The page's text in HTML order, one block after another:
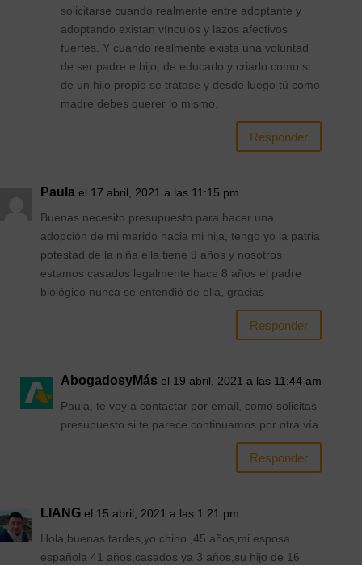
solicitarse cuando realmente entre adoptante y
adoptando existan vínculos y lazos afectivos
fuertes. Y cuando realmente exista una voluntad
de ser padre e hijo, de educarlo y criarlo como si
de un hijo propio se tratase y desde luego tú como
madre debes querer lo mismo.
Responder
Paula el 17 abril, 2021 a las 11:15 pm
Buenas necesito presupuesto para hacer una
adopción de mi marido hacia mi hija, tengo yo la patria
potestad de la niña ella tiene 9 años y nosotros
estamos casados legalmente hace 8 años el padre
biológico nunca se entendió de ella, gracias
Responder
AbogadosyMás el 19 abril, 2021 a las 11:44 am
Paula, te voy a contactar por email, como solicitas
presupuesto si te parece continuamos por otra vía.
Responder
LIANG el 15 abril, 2021 a las 1:21 pm
Hola,buenas tardes,yo chino ,45 años,mi esposa
española 41 años,casados ya 3 años,su hijo de 16